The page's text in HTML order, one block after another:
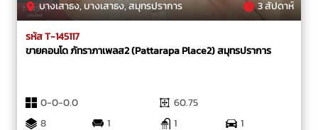
บางเสาธง, บางเสาธง, สมุทรปราการ 3 สัปดาห์
รหัส T-145117
ขายคอนโด ภัทราภาเพลส2 (Pattarapa Place2) สมุทรปราการ
0-0-0.0
60.75
8
1 1
1